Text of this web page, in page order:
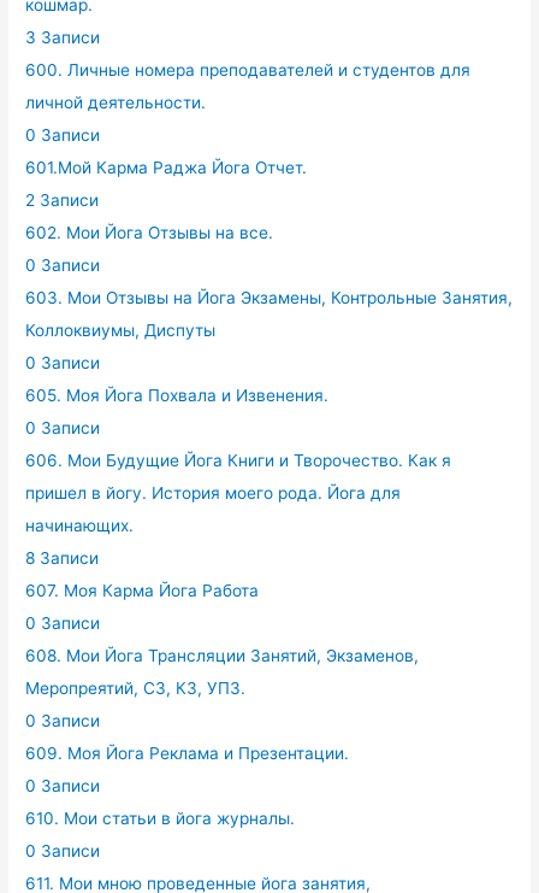
кошмар.
3 Записи
600. Личные номера преподавателей и студентов для
личной деятельности.
0 Записи
601.Мой Карма Раджа Йога Отчет.
2 Записи
602. Мои Йога Отзывы на все.
0 Записи
603. Мои Отзывы на Йога Экзамены, Контрольные Занятия,
Коллоквиумы, Диспуты
0 Записи
605. Моя Йога Похвала и Извенения.
0 Записи
606. Мои Будущие Йога Книги и Творочество. Как я
пришел в йогу. История моего рода. Йога для
начинающих.
8 Записи
607. Моя Карма Йога Работа
0 Записи
608. Мои Йога Трансляции Занятий, Экзаменов,
Меропреятий, СЗ, КЗ, УПЗ.
0 Записи
609. Моя Йога Реклама и Презентации.
0 Записи
610. Мои статьи в йога журналы.
0 Записи
611. Мои мною проведенные йога занятия,